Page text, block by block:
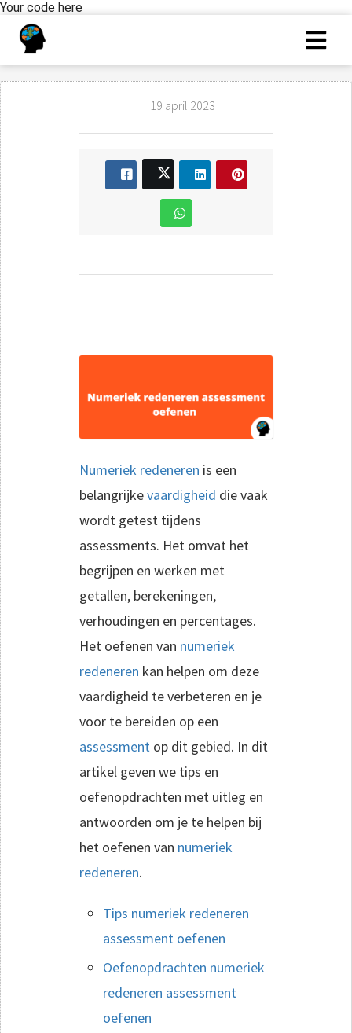
Your code here
19 april 2023
Numeriek redeneren is een
belangrijkevaardigheid die vaak
wordt getest tijdens
assessments. Het omvat het
begrijpen en werken met
getallen, berekeningen,
verhoudingen en percentages.
Het oefenen van numeriek
redeneren kan helpen om deze
vaardigheid te verbeteren en je
voor te bereiden op een
assessment op dit gebied. In dit
artikel geven we tips en
oefenopdrachten met uitleg en
antwoorden om je te helpen bij
het oefenen van numeriek
redeneren.
Tips numeriek redeneren
assessment oefenen
Oefenopdrachten numeriek
redeneren assessment
oefenen